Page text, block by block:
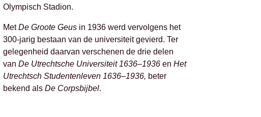
Olympisch Stadion.
MetDe Groote Geus in 1936 werd vervolgens het
300-jarig bestaan van de universiteit gevierd. Ter
gelegenheid daarvan verschenen de drie delen
van De Utrechtsche Universiteit 1636–1936 en Het
Utrechtsch Studentenleven 1636–1936, beter
bekend als De Corpsbijbel.